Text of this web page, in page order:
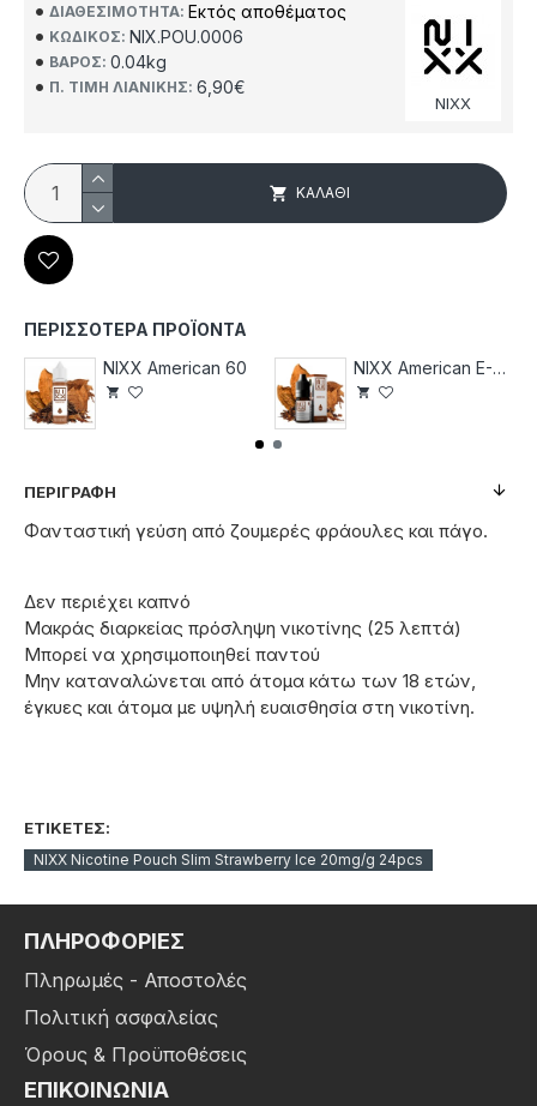
ΔΙΑΘΕΣΙΜΌΤΗΤΑ: Εκτός αποθέματος
ΚΩΔΙΚΌΣ: NIX.POU.0006
ΒΆΡΟΣ: 0.04kg
Π. ΤΙΜΉ ΛΙΑΝΙΚΉΣ: 6,90€
NIXX
ΚΑΛΆΘΙ
ΠΕΡΙΣΣΌΤΕΡΑ ΠΡΟΪΌΝΤΑ
NIXX American 60
NIXX American E-Liquid 10ml
ΠΕΡΙΓΡΑΦΉ
Φανταστική γεύση από ζουμερές φράουλες και πάγο.
Δεν περιέχει καπνό
Μακράς διαρκείας πρόσληψη νικοτίνης (25 λεπτά)
Μπορεί να χρησιμοποιηθεί παντού
Μην καταναλώνεται από άτομα κάτω των 18 ετών,
έγκυες και άτομα με υψηλή ευαισθησία στη νικοτίνη.
ΕΤΙΚΈΤΕΣ:
NIXX Nicotine Pouch Slim Strawberry Ice 20mg/g 24pcs
ΠΛΗΡΟΦΟΡΙΕΣ
Πληρωμές - Αποστολές
Πολιτική ασφαλείας
Όρους & Προϋποθέσεις
ΕΠΙΚΟΙΝΩΝΙΑ